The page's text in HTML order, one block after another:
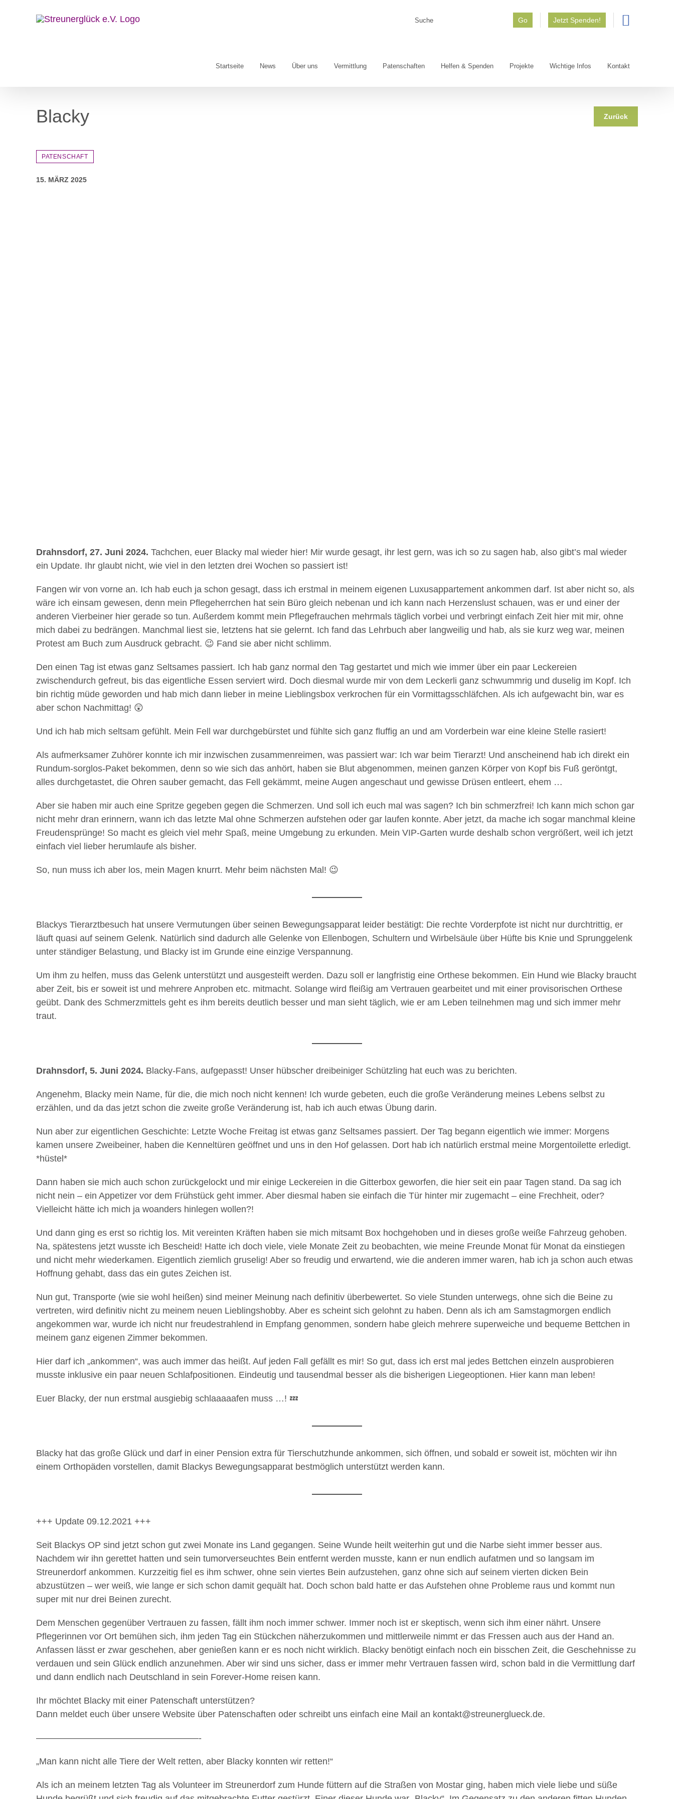
Go Jetzt Spenden!
Startseite News Über uns Vermittlung Patenschaften Helfen & Spenden Projekte Wichtige Infos Kontakt
Blacky Zurück
PATENSCHAFT
15. MÄRZ 2025
Drahnsdorf, 27. Juni 2024. Tachchen, euer Blacky mal wieder hier! Mir wurde gesagt, ihr lest gern, was ich so zu sagen hab, also gibt’s mal wieder
ein Update. Ihr glaubt nicht, wie viel in den letzten drei Wochen so passiert ist!
Fangen wir von vorne an. Ich hab euch ja schon gesagt, dass ich erstmal in meinem eigenen Luxusappartement ankommen darf. Ist aber nicht so, als
wäre ich einsam gewesen, denn mein Pflegeherrchen hat sein Büro gleich nebenan und ich kann nach Herzenslust schauen, was er und einer der
anderen Vierbeiner hier gerade so tun. Außerdem kommt mein Pflegefrauchen mehrmals täglich vorbei und verbringt einfach Zeit hier mit mir, ohne
mich dabei zu bedrängen. Manchmal liest sie, letztens hat sie gelernt. Ich fand das Lehrbuch aber langweilig und hab, als sie kurz weg war, meinen
Protest am Buch zum Ausdruck gebracht. 😉 Fand sie aber nicht schlimm.
Den einen Tag ist etwas ganz Seltsames passiert. Ich hab ganz normal den Tag gestartet und mich wie immer über ein paar Leckereien
zwischendurch gefreut, bis das eigentliche Essen serviert wird. Doch diesmal wurde mir von dem Leckerli ganz schwummrig und duselig im Kopf. Ich
bin richtig müde geworden und hab mich dann lieber in meine Lieblingsbox verkrochen für ein Vormittagsschläfchen. Als ich aufgewacht bin, war es
aber schon Nachmittag! 😲
Und ich hab mich seltsam gefühlt. Mein Fell war durchgebürstet und fühlte sich ganz fluffig an und am Vorderbein war eine kleine Stelle rasiert!
Als aufmerksamer Zuhörer konnte ich mir inzwischen zusammenreimen, was passiert war: Ich war beim Tierarzt! Und anscheinend hab ich direkt ein
Rundum-sorglos-Paket bekommen, denn so wie sich das anhört, haben sie Blut abgenommen, meinen ganzen Körper von Kopf bis Fuß geröntgt,
alles durchgetastet, die Ohren sauber gemacht, das Fell gekämmt, meine Augen angeschaut und gewisse Drüsen entleert, ehem …
Aber sie haben mir auch eine Spritze gegeben gegen die Schmerzen. Und soll ich euch mal was sagen? Ich bin schmerzfrei! Ich kann mich schon gar
nicht mehr dran erinnern, wann ich das letzte Mal ohne Schmerzen aufstehen oder gar laufen konnte. Aber jetzt, da mache ich sogar manchmal kleine
Freudensprünge! So macht es gleich viel mehr Spaß, meine Umgebung zu erkunden. Mein VIP-Garten wurde deshalb schon vergrößert, weil ich jetzt
einfach viel lieber herumlaufe als bisher.
So, nun muss ich aber los, mein Magen knurrt. Mehr beim nächsten Mal! 😉
Blackys Tierarztbesuch hat unsere Vermutungen über seinen Bewegungsapparat leider bestätigt: Die rechte Vorderpfote ist nicht nur durchtrittig, er
läuft quasi auf seinem Gelenk. Natürlich sind dadurch alle Gelenke von Ellenbogen, Schultern und Wirbelsäule über Hüfte bis Knie und Sprunggelenk
unter ständiger Belastung, und Blacky ist im Grunde eine einzige Verspannung.
Um ihm zu helfen, muss das Gelenk unterstützt und ausgesteift werden. Dazu soll er langfristig eine Orthese bekommen. Ein Hund wie Blacky braucht
aber Zeit, bis er soweit ist und mehrere Anproben etc. mitmacht. Solange wird fleißig am Vertrauen gearbeitet und mit einer provisorischen Orthese
geübt. Dank des Schmerzmittels geht es ihm bereits deutlich besser und man sieht täglich, wie er am Leben teilnehmen mag und sich immer mehr
traut.
Drahnsdorf, 5. Juni 2024. Blacky-Fans, aufgepasst! Unser hübscher dreibeiniger Schützling hat euch was zu berichten.
Angenehm, Blacky mein Name, für die, die mich noch nicht kennen! Ich wurde gebeten, euch die große Veränderung meines Lebens selbst zu
erzählen, und da das jetzt schon die zweite große Veränderung ist, hab ich auch etwas Übung darin.
Nun aber zur eigentlichen Geschichte: Letzte Woche Freitag ist etwas ganz Seltsames passiert. Der Tag begann eigentlich wie immer: Morgens
kamen unsere Zweibeiner, haben die Kenneltüren geöffnet und uns in den Hof gelassen. Dort hab ich natürlich erstmal meine Morgentoilette erledigt.
*hüstel*
Dann haben sie mich auch schon zurückgelockt und mir einige Leckereien in die Gitterbox geworfen, die hier seit ein paar Tagen stand. Da sag ich
nicht nein – ein Appetizer vor dem Frühstück geht immer. Aber diesmal haben sie einfach die Tür hinter mir zugemacht – eine Frechheit, oder?
Vielleicht hätte ich mich ja woanders hinlegen wollen?!
Und dann ging es erst so richtig los. Mit vereinten Kräften haben sie mich mitsamt Box hochgehoben und in dieses große weiße Fahrzeug gehoben.
Na, spätestens jetzt wusste ich Bescheid! Hatte ich doch viele, viele Monate Zeit zu beobachten, wie meine Freunde Monat für Monat da einstiegen
und nicht mehr wiederkamen. Eigentlich ziemlich gruselig! Aber so freudig und erwartend, wie die anderen immer waren, hab ich ja schon auch etwas
Hoffnung gehabt, dass das ein gutes Zeichen ist.
Nun gut, Transporte (wie sie wohl heißen) sind meiner Meinung nach definitiv überbewertet. So viele Stunden unterwegs, ohne sich die Beine zu
vertreten, wird definitiv nicht zu meinem neuen Lieblingshobby. Aber es scheint sich gelohnt zu haben. Denn als ich am Samstagmorgen endlich
angekommen war, wurde ich nicht nur freudestrahlend in Empfang genommen, sondern habe gleich mehrere superweiche und bequeme Bettchen in
meinem ganz eigenen Zimmer bekommen.
Hier darf ich „ankommen“, was auch immer das heißt. Auf jeden Fall gefällt es mir! So gut, dass ich erst mal jedes Bettchen einzeln ausprobieren
musste inklusive ein paar neuen Schlafpositionen. Eindeutig und tausendmal besser als die bisherigen Liegeoptionen. Hier kann man leben!
Euer Blacky, der nun erstmal ausgiebig schlaaaaafen muss …! 💤
Blacky hat das große Glück und darf in einer Pension extra für Tierschutzhunde ankommen, sich öffnen, und sobald er soweit ist, möchten wir ihn
einem Orthopäden vorstellen, damit Blackys Bewegungsapparat bestmöglich unterstützt werden kann.
+++ Update 09.12.2021 +++
Seit Blackys OP sind jetzt schon gut zwei Monate ins Land gegangen. Seine Wunde heilt weiterhin gut und die Narbe sieht immer besser aus.
Nachdem wir ihn gerettet hatten und sein tumorverseuchtes Bein entfernt werden musste, kann er nun endlich aufatmen und so langsam im
Streunerdorf ankommen. Kurzzeitig fiel es ihm schwer, ohne sein viertes Bein aufzustehen, ganz ohne sich auf seinem vierten dicken Bein
abzustützen – wer weiß, wie lange er sich schon damit gequält hat. Doch schon bald hatte er das Aufstehen ohne Probleme raus und kommt nun
super mit nur drei Beinen zurecht.
Dem Menschen gegenüber Vertrauen zu fassen, fällt ihm noch immer schwer. Immer noch ist er skeptisch, wenn sich ihm einer nährt. Unsere
Pflegerinnen vor Ort bemühen sich, ihm jeden Tag ein Stückchen näherzukommen und mittlerweile nimmt er das Fressen auch aus der Hand an.
Anfassen lässt er zwar geschehen, aber genießen kann er es noch nicht wirklich. Blacky benötigt einfach noch ein bisschen Zeit, die Geschehnisse zu
verdauen und sein Glück endlich anzunehmen. Aber wir sind uns sicher, dass er immer mehr Vertrauen fassen wird, schon bald in die Vermittlung darf
und dann endlich nach Deutschland in sein Forever-Home reisen kann.
Ihr möchtet Blacky mit einer Patenschaft unterstützen?
Dann meldet euch über unsere Website über Patenschaften oder schreibt uns einfach eine Mail an kontakt@streunerglueck.de.
——————————————————-
„Man kann nicht alle Tiere der Welt retten, aber Blacky konnten wir retten!“
Als ich an meinem letzten Tag als Volunteer im Streunerdorf zum Hunde füttern auf die Straßen von Mostar ging, haben mich viele liebe und süße